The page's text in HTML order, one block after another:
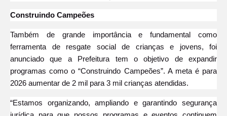
Construindo Campeões
Também de grande importância e fundamental como
ferramenta de resgate social de crianças e jovens, foi
anunciado que a Prefeitura tem o objetivo de expandir
programas como o “Construindo Campeões”. A meta é para
2026 aumentar de 2 mil para 3 mil crianças atendidas.
“Estamos organizando, ampliando e garantindo segurança